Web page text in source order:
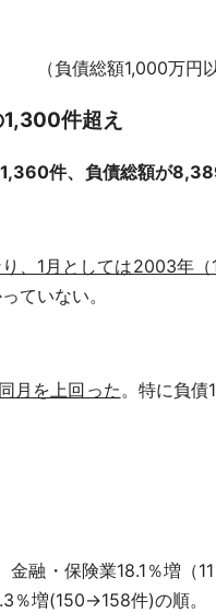
（負債総額1,000万円
件超え
件、負債総額が
、1月としては2003年
ていない。
月を上回った。特に負債
融・保険業18.1％増（
増(150→158件)の順。